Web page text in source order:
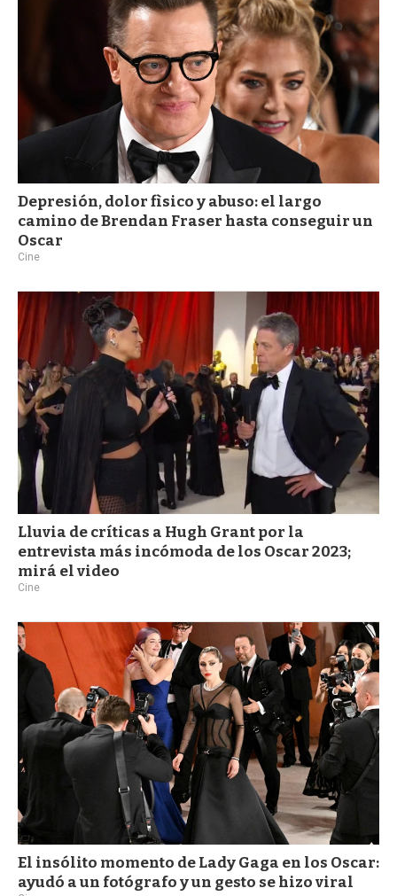
Depresión, dolor fìsico y abuso: el largo
camino de Brendan Fraser hasta conseguir un
Oscar
Cine
Lluvia de críticas a Hugh Grant por la
entrevista más incómoda de los Oscar 2023;
mirá el video
Cine
El insólito momento de Lady Gaga en los Oscar:
ayudó a un fotógrafo y un gesto se hizo viral